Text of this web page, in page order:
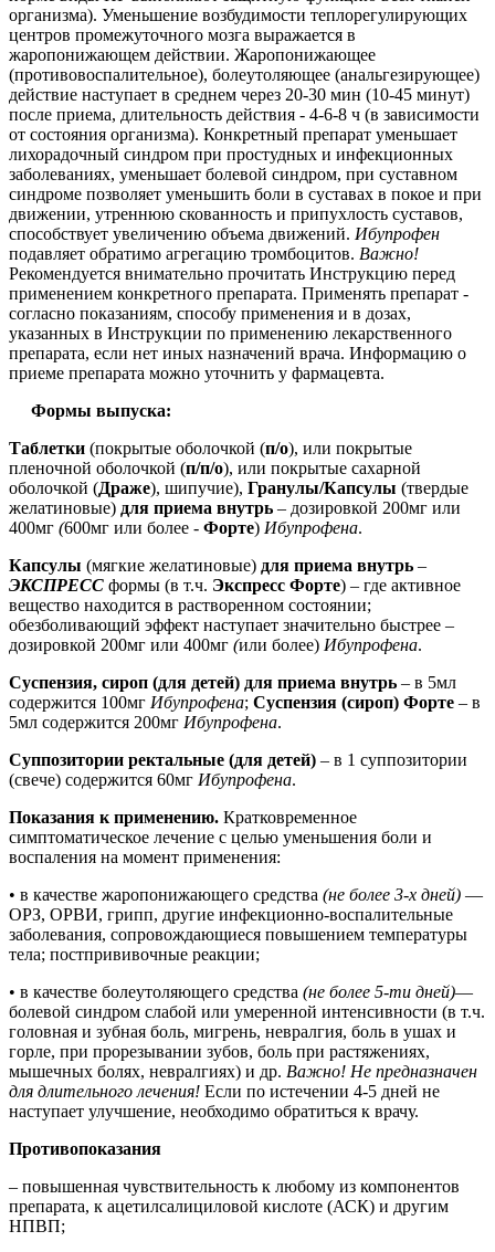
организма). Уменьшение возбудимости теплорегулирующих
центров промежуточного мозга выражается в
жаропонижающем действии. Жаропонижающее
(противовоспалительное), болеутоляющее (анальгезирующее)
действие наступает в среднем через 20-30 мин (10-45 минут)
после приема, длительность действия - 4-6-8 ч (в зависимости
от состояния организма). Конкретный препарат уменьшает
лихорадочный синдром при простудных и инфекционных
заболеваниях, уменьшает болевой синдром, при суставном
синдроме позволяет уменьшить боли в суставах в покое и при
движении, утреннюю скованность и припухлость суставов,
способствует увеличению объема движений. Ибупрофен
подавляет обратимо агрегацию тромбоцитов. Важно!
Рекомендуется внимательно прочитать Инструкцию перед
применением конкретного препарата. Применять препарат -
согласно показаниям, способу применения и в дозах,
указанных в Инструкции по применению лекарственного
препарата, если нет иных назначений врача. Информацию о
приеме препарата можно уточнить у фармацевта.
Формы выпуска:
Таблетки (покрытые оболочкой (п/о), или покрытые
пленочной оболочкой (п/п/о), или покрытые сахарной
оболочкой (Драже), шипучие), Гранулы/Капсулы (твердые
желатиновые) для приема внутрь – дозировкой 200мг или
400мг (600мг или более - Форте) Ибупрофена.
Капсулы (мягкие желатиновые) для приема внутрь –
ЭКСПРЕСС формы (в т.ч. Экспресс Форте) – где активное
вещество находится в растворенном состоянии;
обезболивающий эффект наступает значительно быстрее –
дозировкой 200мг или 400мг (или более) Ибупрофена.
Суспензия, сироп (для детей) для приема внутрь – в 5мл
содержится 100мг Ибупрофена; Суспензия (сироп) Форте – в
5мл содержится 200мг Ибупрофена.
Суппозитории ректальные (для детей) – в 1 суппозитории
(свече) содержится 60мг Ибупрофена.
Показания к применению. Кратковременное
симптоматическое лечение с целью уменьшения боли и
воспаления на момент применения:
• в качестве жаропонижающего средства (не более 3-х дней) —
ОРЗ, ОРВИ, грипп, другие инфекционно-воспалительные
заболевания, сопровождающиеся повышением температуры
тела; постпрививочные реакции;
• в качестве болеутоляющего средства (не более 5-ти дней)—
болевой синдром слабой или умеренной интенсивности (в т.ч.
головная и зубная боль, мигрень, невралгия, боль в ушах и
горле, при прорезывании зубов, боль при растяжениях,
мышечных болях, невралгиях) и др. Важно! Не предназначен
для длительного лечения! Если по истечении 4-5 дней не
наступает улучшение, необходимо обратиться к врачу.
Противопоказания
– повышенная чувствительность к любому из компонентов
препарата, к ацетилсалициловой кислоте (АСК) и другим
НПВП;